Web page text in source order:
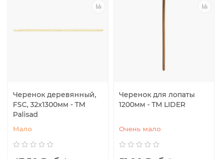
Черенок деревянный,
FSC, 32x1300мм - TM
Palisad
Мало
Черенок для лопаты
1200мм - TM LIDER
Очень мало